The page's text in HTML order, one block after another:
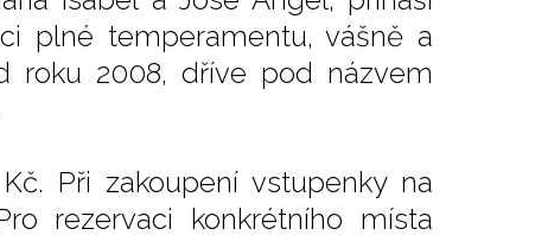
plné temperamentu, vášně a
roku 2008, dříve pod názvem
Při zakoupení vstupenky na
rezervaci konkrétního místa